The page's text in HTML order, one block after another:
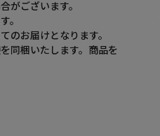
がございます。
。
のお届けとなります。
同梱いたします。商品を